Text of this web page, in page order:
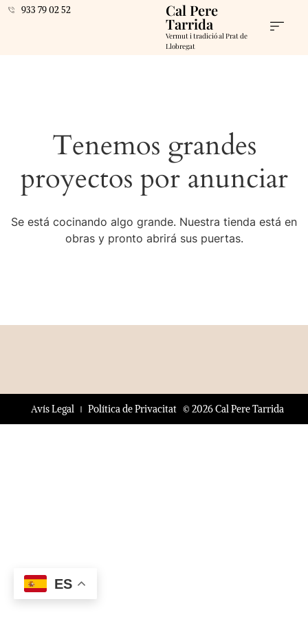
933 79 02 52 Cal Pere
Tarrida
Vermut i tradició al Prat de
Llobregat
Tenemos grandes
proyectos por anunciar
Se está cocinando algo grande. Nuestra tienda está en
obras y pronto abrirá sus puertas.
© 2026 Cal Pere Tarrida
Avís Legal Política de Privacitat
ES